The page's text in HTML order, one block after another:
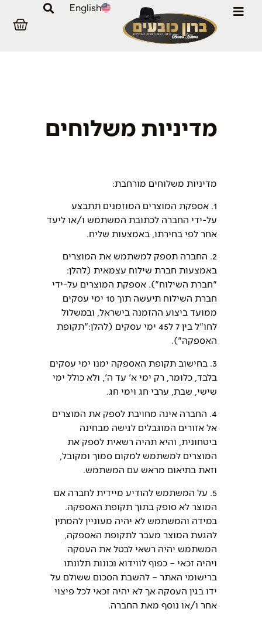
English
מדיניות משלוחים
מדיניות משלוחים מורחבת:
1. אספקת המוצרים המוזמנים תתבצע
על-ידי החברה לכתובת המשתמש ו/או ליעד
אחר לפי בחירתו, באמצעות שליח.
2. החברה תספק למשתמש את המוצרים
באמצעות חברת שילוח עצמאית (להלן:
"חברת השילוח"). אספקת המוצרים על-ידי
חברת השילוח תיעשה תוך 10 ימי עסקים
ממועד ביצוע ההזמנה בישראל, ובמשלול
לחו"ל בין 7 ל45 ימי עסקים (להלן:"תקופת
האספקה").
3. בחישוב תקופת האספקה ימנו ימי עסקים
בלבד, כלומר, רק ימי א' עד ה', ולא כולל ימי
שישי, שבת, ערבי חג וימי חג.
4. החברה אינה מחויבת לספק את המוצרים
אל אזורים המוגבלים לגישה מבחינה
ביטחונית, והיא תהיה רשאית לספק את
המוצרים למשתמש למקום סמוך ומקובל,
וזאת בתיאום מראש עם המשתמש.
5. על המשתמש להודיע מיידית לחברה אם
המוצר לא סופק בתוך תקופת האספקה.
במידה והמשתמש לא יהיה מעוניין להמתין
להגעת המוצר מעבר לתקופת האספקה,
המשתמש יהיה רשאי לבטל את העסקה
ויהיה זכאי – כפוף לווידוא נכונות תלונתו
ברישומי האתר – להשבת הסכום ששולם על
ידו בגין העסקה אך לא יהיה זכאי לכל פיצוי
אחר ו/או נוסף מאת החברה.